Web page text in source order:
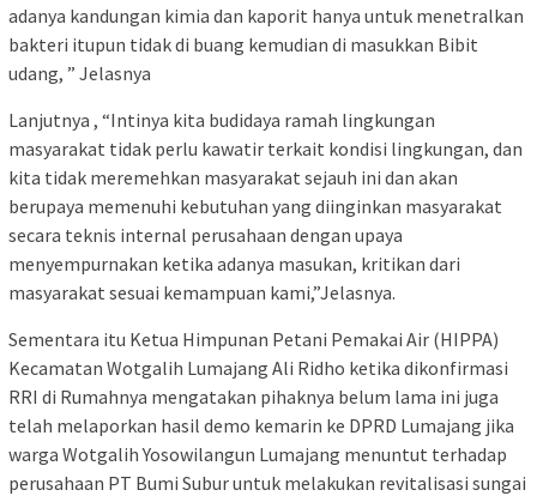
adanya kandungan kimia dan kaporit hanya untuk menetralkan
bakteri itupun tidak di buang kemudian di masukkan Bibit
udang, ” Jelasnya
Lanjutnya , “Intinya kita budidaya ramah lingkungan
masyarakat tidak perlu kawatir terkait kondisi lingkungan, dan
kita tidak meremehkan masyarakat sejauh ini dan akan
berupaya memenuhi kebutuhan yang diinginkan masyarakat
secara teknis internal perusahaan dengan upaya
menyempurnakan ketika adanya masukan, kritikan dari
masyarakat sesuai kemampuan kami,”Jelasnya.
Sementara itu Ketua Himpunan Petani Pemakai Air (HIPPA)
Kecamatan Wotgalih Lumajang Ali Ridho ketika dikonfirmasi
RRI di Rumahnya mengatakan pihaknya belum lama ini juga
telah melaporkan hasil demo kemarin ke DPRD Lumajang jika
warga Wotgalih Yosowilangun Lumajang menuntut terhadap
perusahaan PT Bumi Subur untuk melakukan revitalisasi sungai